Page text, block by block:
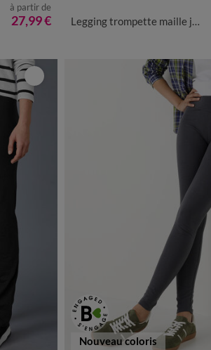
52 54
à partir de
27,99 € Legging trompette maille jersey
Nouveau coloris